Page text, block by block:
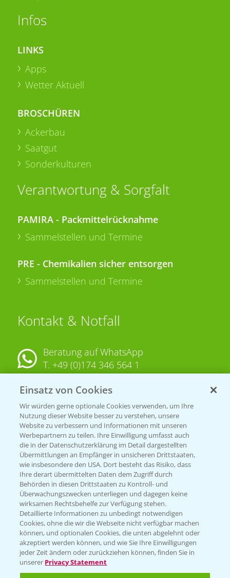
Infos
LINKS
Apps
Wetter Aktuell
BROSCHÜREN
Ackerbau
Saatgut
Sonderkulturen
Verantwortung & Sorgfalt
PAMIRA - Packmittelrücknahme
Sammelstellen und Termine
PRE - Chemikalien sicher entsorgen
Sammelstellen und Termine
Kontakt & Notfall
Beratung auf WhatsApp
T. +49 (0)174 346 564 1
KONTAKT
Hilfe in Notfällen
T.+49 (0)214/30-20220
Folgen Sie uns
Einsatz von Cookies
Wir würden gerne optionale Cookies verwenden, um Ihre
Nutzung dieser Website besser zu verstehen, unsere
Website zu verbessern und Informationen mit unseren
Werbepartnern zu teilen. Ihre Einwilligung umfasst auch
die in der Datenschutzerklärung im Detail dargestellten
Übermittlungen an Empfänger in unsicheren Drittstaaten,
wie insbesondere den USA. Dort besteht das Risiko, dass
Ihre derart übermittelten Daten dem Zugriff durch
Behörden in diesen Drittstaaten zu Kontroll- und
Überwachungszwecken unterliegen und dagegen keine
wirksamen Rechtsbehelfe zur Verfügung stehen.
Detaillierte Informationen zu unbedingt notwendigen
Cookies, ohne die wir die Webseite nicht verfügbar machen
können, und optionalen Cookies, die unten abgelehnt oder
akzeptiert werden können, und wie Sie Ihre Einwilligungen
jeder Zeit ändern oder zurückziehen können, finden Sie in
unserer Privacy Statement